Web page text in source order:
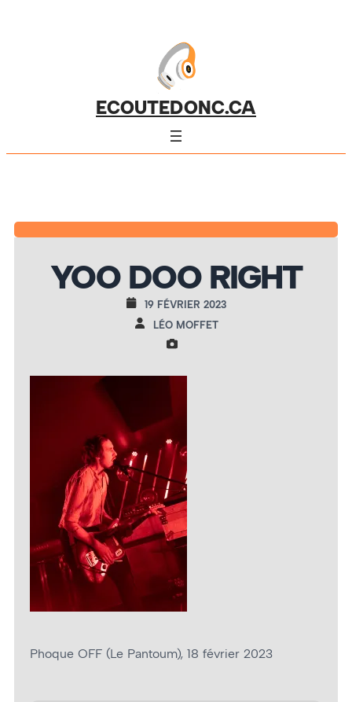
ECOUTEDONC.CA
YOO DOO RIGHT
19 FÉVRIER 2023
LÉO MOFFET
Phoque OFF (Le Pantoum), 18 février 2023